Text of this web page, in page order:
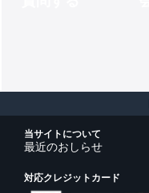
当サイトについて
最近のおしらせ
対応クレジットカード